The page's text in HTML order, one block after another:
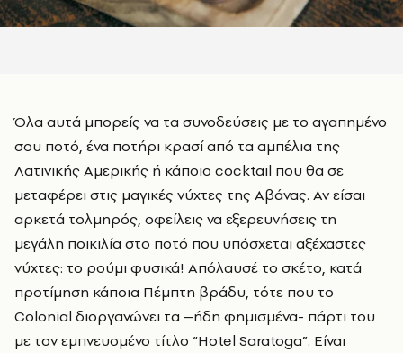
Όλα αυτά μπορείς να τα συνοδεύσεις με το αγαπημένο
σου ποτό, ένα ποτήρι κρασί από τα αμπέλια της
Λατινικής Αμερικής ή κάποιο cocktail που θα σε
μεταφέρει στις μαγικές νύχτες της Αβάνας. Αν είσαι
αρκετά τολμηρός, οφείλεις να εξερευνήσεις τη
μεγάλη ποικιλία στο ποτό που υπόσχεται αξέχαστες
νύχτες: το ρούμι φυσικά! Απόλαυσέ το σκέτο, κατά
προτίμηση κάποια Πέμπτη βράδυ, τότε που το
Colonial διοργανώνει τα –ήδη φημισμένα- πάρτι του
με τον εμπνευσμένο τίτλο “Hotel Saratoga”. Είναι